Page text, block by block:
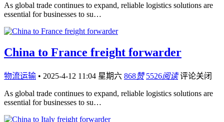
As global trade continues to expand, reliable logistics solutions are
essential for businesses to su…
China to France freight forwarder
物流运输 • 2025-4-12 11:04 星期六 868赞 5526阅读 评论关闭
As global trade continues to expand, reliable logistics solutions are
essential for businesses to su…